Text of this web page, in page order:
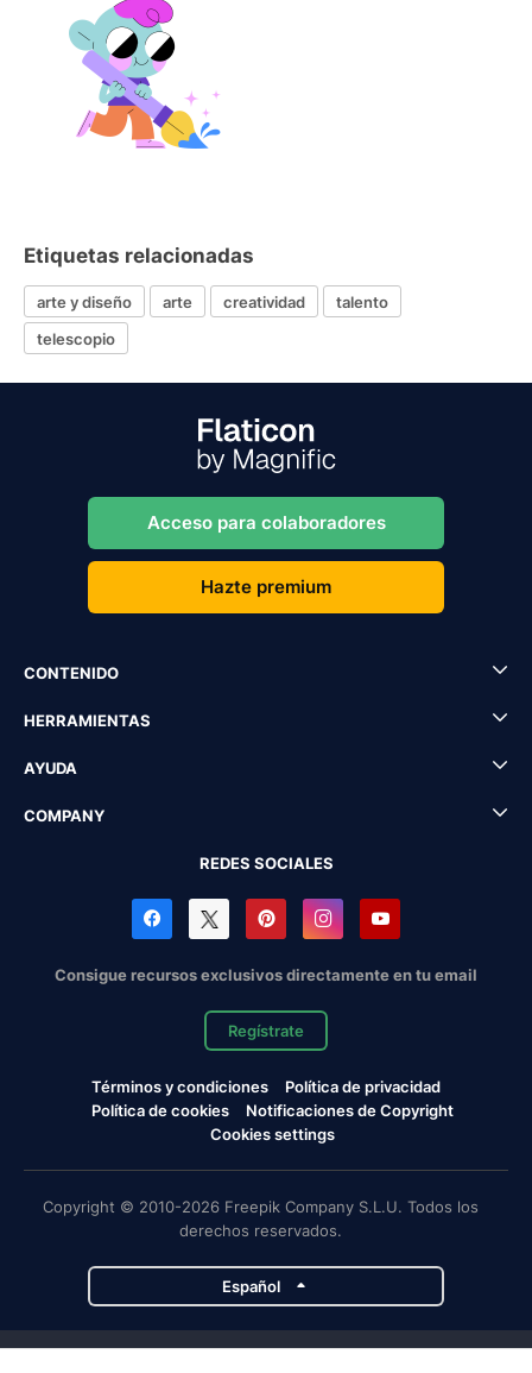
Etiquetas relacionadas
arte y diseño arte creatividad
talento
telescopio
Acceso para colaboradores
Hazte premium
CONTENIDO
HERRAMIENTAS
AYUDA
COMPANY
REDES SOCIALES
Consigue recursos exclusivos directamente en tu email
Regístrate
Términos y condiciones
Política de privacidad
Política de cookies
Notificaciones de Copyright
Cookies settings
Copyright © 2010-2026 Freepik Company S.L.U. Todos los
derechos reservados.
Español